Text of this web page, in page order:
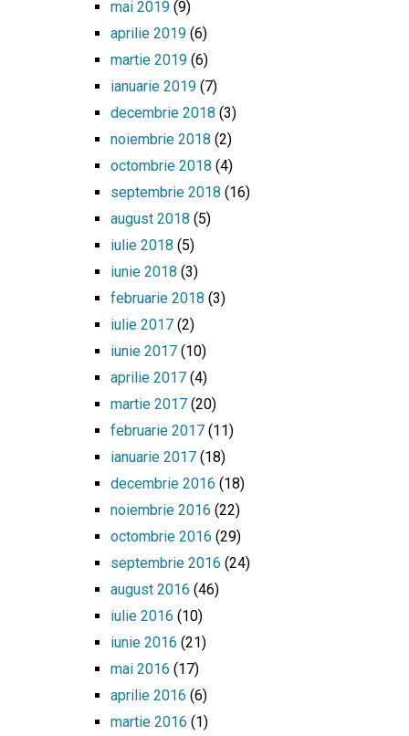
mai 2019(9)
aprilie 2019(6)
martie 2019(6)
ianuarie 2019(7)
decembrie 2018 (3)
noiembrie 2018 (2)
octombrie 2018 (4)
septembrie 2018 (16)
august 2018 (5)
iulie 2018 (5)
iunie 2018 (3)
februarie 2018 (3)
iulie 2017(2)
iunie 2017(10)
aprilie 2017(4)
martie 2017(20)
februarie 2017(11)
ianuarie 2017(18)
decembrie 2016 (18)
noiembrie 2016 (22)
octombrie 2016 (29)
septembrie 2016 (24)
august 2016 (46)
iulie 2016 (10)
iunie 2016 (21)
mai 2016 (17)
aprilie 2016 (6)
martie 2016 (1)